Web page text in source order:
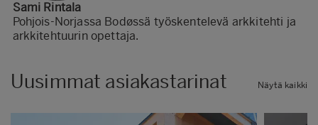
Sami Rintala
Pohjois-Norjassa Bodøssä työskentelevä arkkitehti ja
arkkitehtuurin opettaja.
Uusimmat asiakastarinat Näytä kaikki